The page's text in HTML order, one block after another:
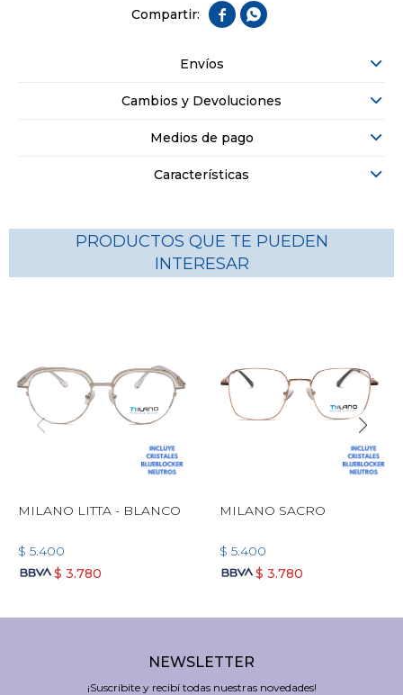
 
Envíos
Cambios y Devoluciones
Medios de pago
Características
PRODUCTOS QUE TE PUEDEN
INTERESAR
MILANO LITTA - BLANCO
$ 5.400
$ 3.780
MILANO SACRO
$ 5.400
$ 3.780
NEWSLETTER
¡Suscribite y recibí todas nuestras novedades!